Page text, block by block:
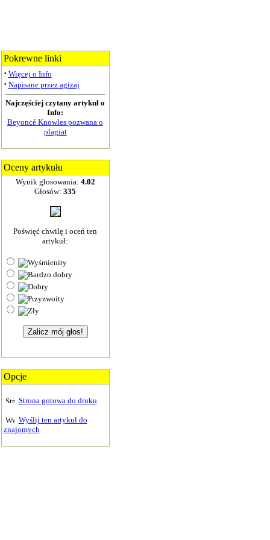
Pokrewne linki
· Więcej o Info
· Napisane przez agizaj
Najczęściej czytany artykuł o
Info:
Beyoncé Knowles pozwana o
plagiat
Oceny artykułu
Wynik głosowania: 4.02
Głosów: 335
Poświęć chwilę i oceń ten
artykuł:
Opcje
Strona gotowa do druku
Wyślij ten artykuł do
znajomych